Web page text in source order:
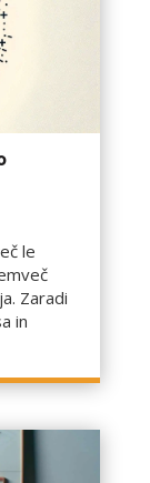
le
Zaradi
in